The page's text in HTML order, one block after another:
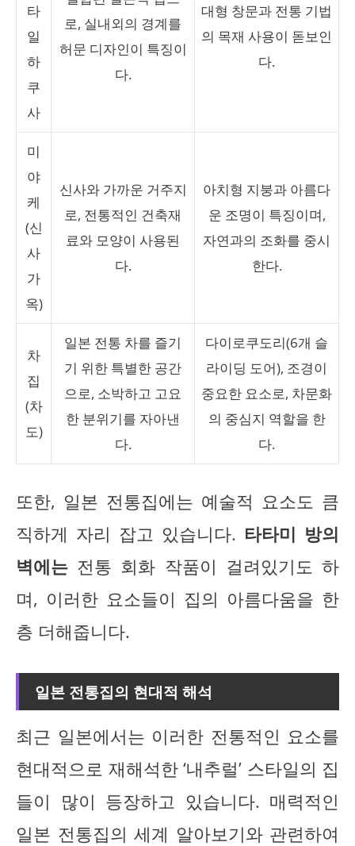
타
일
하
쿠
사
로, 실내외의 경계를
허문 디자인이 특징이
다.
대형 창문과 전통 기법
의 목재 사용이 돋보인
다.
미
야
케
(신
사
가
옥)
신사와 가까운 거주지
로, 전통적인 건축재
료와 모양이 사용된
다.
아치형 지붕과 아름다
운 조명이 특징이며,
자연과의 조화를 중시
한다.
차
집
(차
도)
일본 전통 차를 즐기
기 위한 특별한 공간
으로, 소박하고 고요
한 분위기를 자아낸
다.
다이로쿠도리(6개 슬
라이딩 도어), 조경이
중요한 요소로, 차문화
의 중심지 역할을 한
다.
또한, 일본 전통집에는 예술적 요소도 큼
직하게 자리 잡고 있습니다. 타타미 방의
벽에는 전통 회화 작품이 걸려있기도 하
며, 이러한 요소들이 집의 아름다움을 한
층 더해줍니다.
일본 전통집의 현대적 해석
최근 일본에서는 이러한 전통적인 요소를
현대적으로 재해석한 ‘내추럴’ 스타일의 집
들이 많이 등장하고 있습니다. 매력적인
일본 전통집의 세계 알아보기와 관련하여